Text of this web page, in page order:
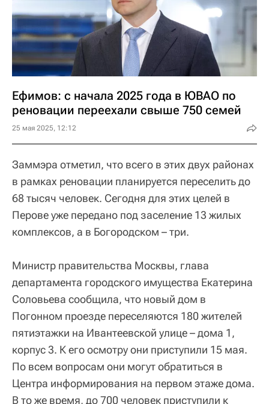
Ефимов: с начала 2025 года в ЮВАО по
реновации переехали свыше 750 семей
25 мая 2025, 12:12
Заммэра отметил, что всего в этих двух районах
в рамках реновации планируется переселить до
68 тысяч человек. Сегодня для этих целей в
Перове уже передано под заселение 13 жилых
комплексов, а в Богородском – три.
Министр правительства Москвы, глава
департамента городского имущества Екатерина
Соловьева сообщила, что новый дом в
Погонном проезде переселяются 180 жителей
пятиэтажки на Ивантеевской улице – дома 1,
корпус 3. К его осмотру они приступили 15 мая.
По всем вопросам они могут обратиться в
Центра информирования на первом этаже дома.
В то же время, до 700 человек приступили к